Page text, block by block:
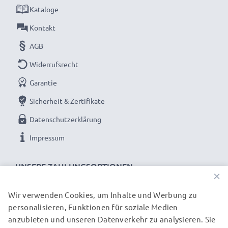
UNSERE ZAHLUNGSOPTIONEN
Kataloge
Kontakt
AGB
Widerrufsrecht
Garantie
Sicherheit & Zertifikate
Datenschutzerklärung
Impressum
UNSERE VERSANDPARTNER
×
Wir verwenden Cookies, um Inhalte und Werbung zu
personalisieren, Funktionen für soziale Medien
anzubieten und unseren Datenverkehr zu analysieren. Sie